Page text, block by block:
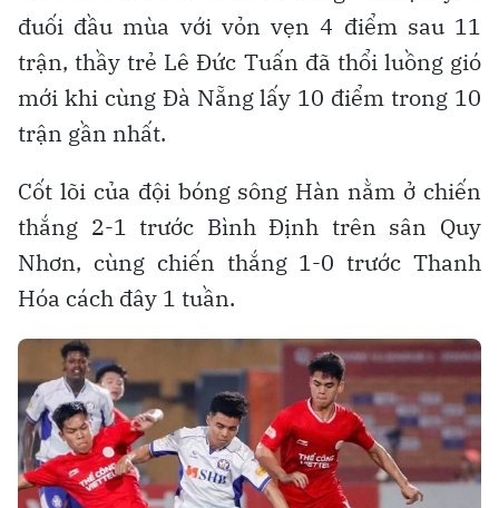
đuối đầu mùa với vỏn vẹn 4 điểm sau 11
trận, thầy trẻ Lê Đức Tuấn đã thổi luồng gió
mới khi cùng Đà Nẵng lấy 10 điểm trong 10
trận gần nhất.
Cốt lõi của đội bóng sông Hàn nằm ở chiến
thắng 2-1 trước Bình Định trên sân Quy
Nhơn, cùng chiến thắng 1-0 trước Thanh
Hóa cách đây 1 tuần.